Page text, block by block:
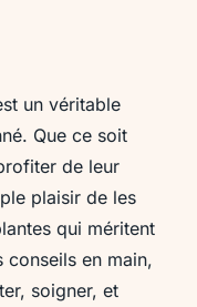
un véritable
Que ce soit
de leur
plaisir de les
qui méritent
en main,
soigner, et